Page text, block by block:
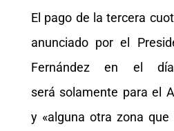
El pago de la tercera
anunciado por el
Fernández en el
será solamente para el
y «alguna otra zona que